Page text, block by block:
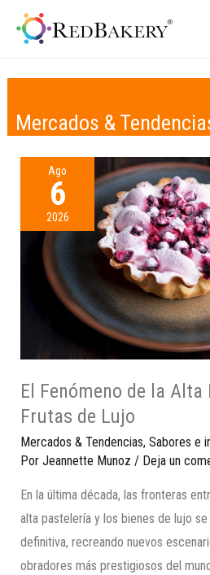
Mercados &
Ago
6
2026
El Fenómeno de la Alta
Frutas de Lujo
Mercados & Tendencias, Sabores e
Por Jeannette Munoz / Deja un
En la última década, las fronteras
alta pastelería y los bienes de lujo
definitiva, recreando nuevos
obradores más prestigiosos del